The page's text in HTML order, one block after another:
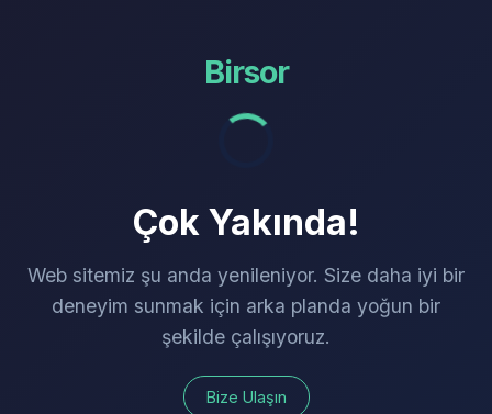
Birsor
Çok Yakında!
Web sitemiz şu anda yenileniyor. Size daha iyi bir
deneyim sunmak için arka planda yoğun bir
şekilde çalışıyoruz.
Bize Ulaşın